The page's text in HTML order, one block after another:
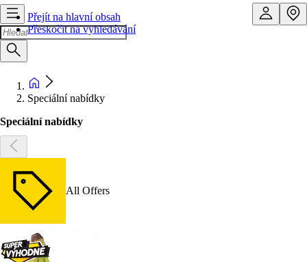
Přejít na hlavní obsah
Přeskočit na vyhledávání
Speciální nabídky
Speciální nabídky
All Offers